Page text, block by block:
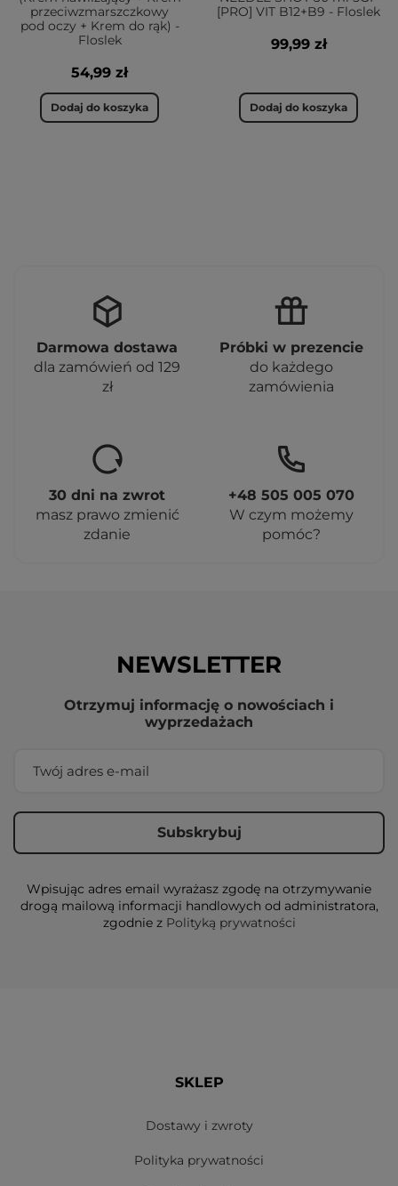
przeciwzmarszczkowy
pod oczy + Krem do rąk) -
Floslek
54,99 zł
Dodaj do koszyka
[PRO] VIT B12+B9 - Floslek
99,99 zł
Dodaj do koszyka
Darmowa dostawa
dla zamówień od 129
zł
Próbki w prezencie
do każdego
zamówienia
30 dni na zwrot
masz prawo zmienić
zdanie
+48 505 005 070
W czym możemy
pomóc?
NEWSLETTER
Otrzymuj informację o nowościach i
wyprzedażach
Wpisując adres email wyrażasz zgodę na otrzymywanie
drogą mailową informacji handlowych od administratora,
zgodnie z Polityką prywatności
SKLEP
Dostawy i zwroty
Polityka prywatności